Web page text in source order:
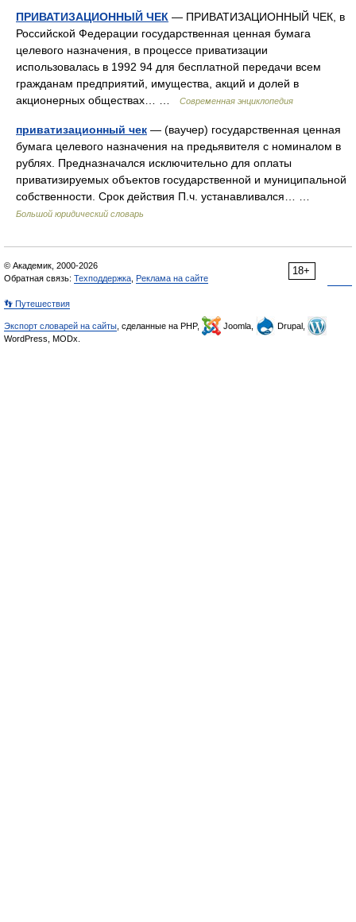
ПРИВАТИЗАЦИОННЫЙ ЧЕК — ПРИВАТИЗАЦИОННЫЙ ЧЕК, в
Российской Федерации государственная ценная бумага
целевого назначения, в процессе приватизации
использовалась в 1992 94 для бесплатной передачи всем
гражданам предприятий, имущества, акций и долей в
акционерных обществах… …
Современная энциклопедия
приватизационный чек — (ваучер) государственная ценная
бумага целевого назначения на предьявителя с номиналом в
рублях. Предназначался исключительно для оплаты
приватизируемых объектов государственной и муниципальной
собственности. Срок действия П.ч. устанавливался… …
Большой юридический словарь
18+
© Академик, 2000-2026
Обратная связь: Техподдержка Реклама на сайте
👣 Путешествия
Экспорт словарей на сайты , сделанные на PHP, Joomla,
Drupal,
WordPress, MODx.